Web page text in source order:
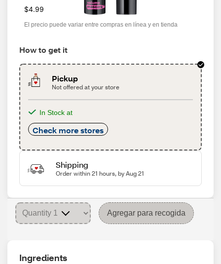
$4.99
El precio puede variar entre compras en línea y en tienda
How to get it
Pickup
Not offered at your store
In Stock at
Check more stores
Shipping
Order within 21 hours, by Aug 21
Agregar para recogida
Ingredients